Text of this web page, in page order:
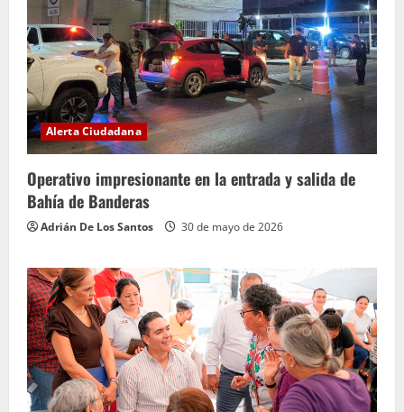
Alerta Ciudadana
Operativo impresionante en la entrada y salida de
Bahía de Banderas
Adrián De Los Santos 30 de mayo de 2026